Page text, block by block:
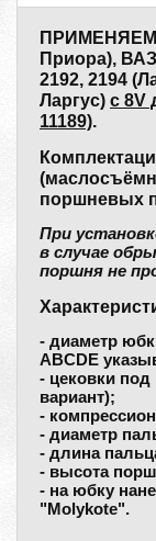
Приора),
2192, 2194
Ларгус) с 8V
11189).
поршневых
При
в случае
поршня не
- диаметр
ABCDE
- цековки
вариант);
-
- диаметр
- длина
- высота
- на юбку
"Molykote".